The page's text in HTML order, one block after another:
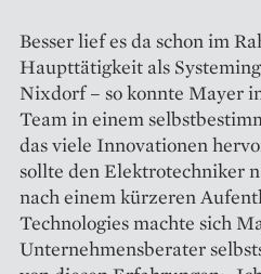
Besser lief es da schon im
Haupttätigkeit als
Nixdorf – so konnte Mayer
Team in einem
das viele Innovationen
sollte den Elektrotechniker
nach einem kürzeren
Technologies machte sich
Unternehmensberater